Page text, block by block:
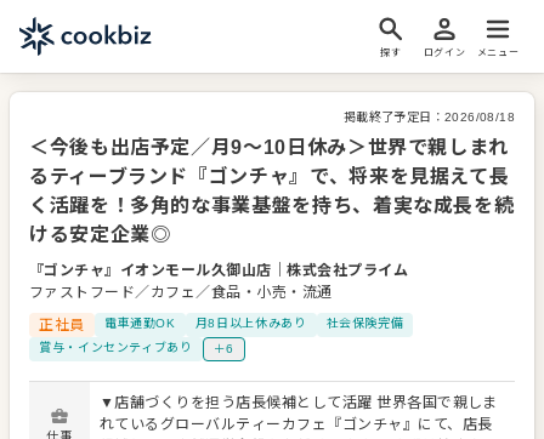
探す ログイン メニュー
掲載終了予定日： 2026/08/18
＜今後も出店予定／月9～10日休み＞世界で親しまれ
るティーブランド『ゴンチャ』で、将来を見据えて長
く活躍を！多角的な事業基盤を持ち、着実な成長を続
ける安定企業◎
『ゴンチャ』イオンモール久御山店 ｜株式会社プライム
ファストフード／カフェ／食品・小売・流通
正社員
電車通勤OK 月8日以上休みあり
社会保険完備
賞与・インセンティブあり
＋6
仕事
▼店舗づくりを担う店長候補として活躍 世界各国で親しま
れているグローバルティーカフェ『ゴンチャ』にて、店長